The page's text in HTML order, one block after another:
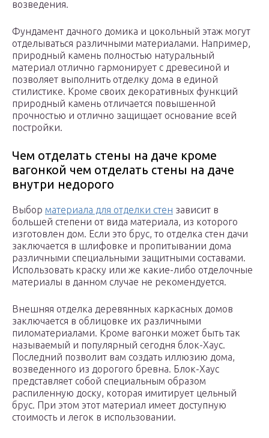
возведения.
Фундамент дачного домика и цокольный этаж могут
отделываться различными материалами. Например,
природный камень полностью натуральный
материал отлично гармонирует с древесиной и
позволяет выполнить отделку дома в единой
стилистике. Кроме своих декоративных функций
природный камень отличается повышенной
прочностью и отлично защищает основание всей
постройки.
Чем отделать стены на даче кроме
вагонкой чем отделать стены на даче
внутри недорого
Выбор материала для отделки стен зависит в
большей степени от вида материала, из которого
изготовлен дом. Если это брус, то отделка стен дачи
заключается в шлифовке и пропитывании дома
различными специальными защитными составами.
Использовать краску или же какие-либо отделочные
материалы в данном случае не рекомендуется.
Внешняя отделка деревянных каркасных домов
заключается в облицовке их различными
пиломатериалами. Кроме вагонки может быть так
называемый и популярный сегодня блок-Хаус.
Последний позволит вам создать иллюзию дома,
возведенного из дорогого бревна. Блок-Хаус
представляет собой специальным образом
распиленную доску, которая имитирует цельный
брус. При этом этот материал имеет доступную
стоимость и легок в использовании.